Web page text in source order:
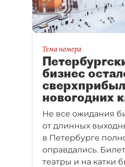
Тема номера
бизнес
новогодних
Не все ожидания
от длинных
в Петербурге
оправдались.
театры и на катки